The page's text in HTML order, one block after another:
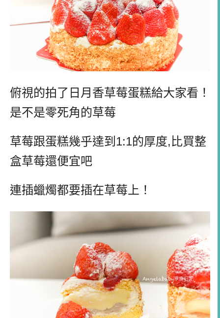
俯視的拍了日月香草莓蛋糕給大家看！
是不是零死角的草莓
草莓跟蛋糕幾乎達到1:1的厚度,比買整
盒草莓還便宜吧
連插蠟燭都要插在草莓上！